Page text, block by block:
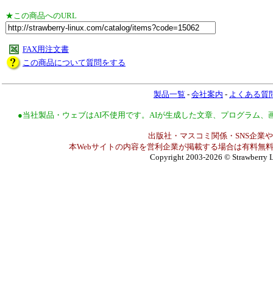
★この商品へのURL
FAX用注文書
この商品について質問をする
製品一覧 - 会社案内 - よくある質
●当社製品・ウェブはAI不使用です。AIが生成した文章、プログラム
出版社・マスコミ関係・SNS企業
本Webサイトの内容を営利企業が掲載する場合は有料無
Copyright 2003-2026 © Strawberry